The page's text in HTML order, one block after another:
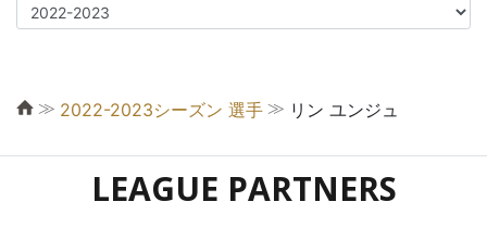
≫ 2022-2023シーズン 選手 ≫ リン ユンジュ
LEAGUE PARTNERS